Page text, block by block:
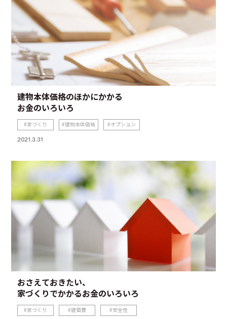
建物本体価格のほかにかかる
お金のいろいろ
家づくり 建物本体価格 オプション
2021.3.31
おさえておきたい、
家づくりでかかるお金のいろいろ
家づくり 建築費 安全性